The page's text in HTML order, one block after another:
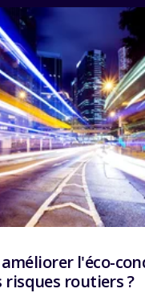
l'éco-
risques routiers ?